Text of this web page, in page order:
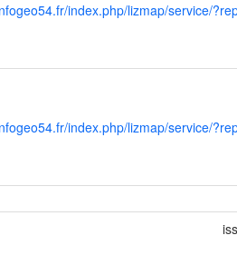
index.php/lizmap/service/
index.php/lizmap/service/